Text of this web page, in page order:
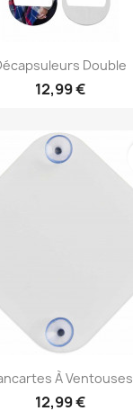
Double
12,99 €
À Ventouses
12,99 €